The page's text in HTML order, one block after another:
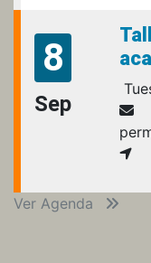
8
Sep
Ver Agenda